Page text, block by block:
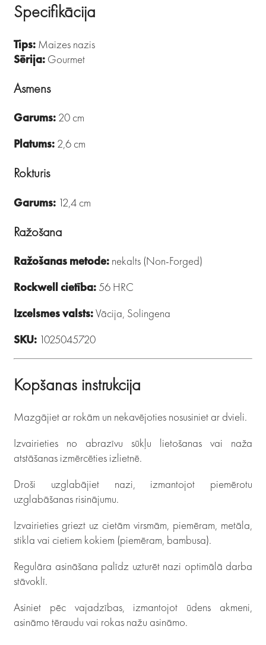
Specifikācija
Tips: Maizes nazis
Sērija: Gourmet
Asmens
Garums: 20 cm
Platums: 2,6 cm
Rokturis
Garums: 12,4 cm
Ražošana
Ražošanas metode: nekalts (Non-Forged)
Rockwell cietība: 56 HRC
Izcelsmes valsts:Vācija, Solingena
SKU: 1025045720
Kopšanas instrukcija
Mazgājiet ar rokām un nekavējoties nosusiniet ar dvieli.
Izvairieties no abrazīvu sūkļu lietošanas vai naža
atstāšanas izmērcēties izlietnē.
Droši uzglabājiet nazi, izmantojot piemērotu
uzglabāšanas risinājumu.
Izvairieties griezt uz cietām virsmām, piemēram, metāla,
stikla vai cietiem kokiem (piemēram, bambusa).
Regulāra asināšana palīdz uzturēt nazi optimālā darba
stāvoklī.
Asiniet pēc vajadzības, izmantojot ūdens akmeni,
asināmo tēraudu vai rokas nažu asināmo.